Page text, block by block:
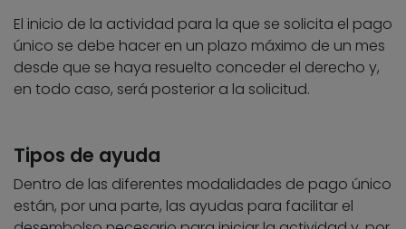
El inicio de la actividad para la que se solicita el pago
único se debe hacer en un plazo máximo de un mes
desde que se haya resuelto conceder el derecho y,
en todo caso, será posterior a la solicitud.
Tipos de ayuda
Dentro de las diferentes modalidades de pago único
están, por una parte, las ayudas para facilitar el